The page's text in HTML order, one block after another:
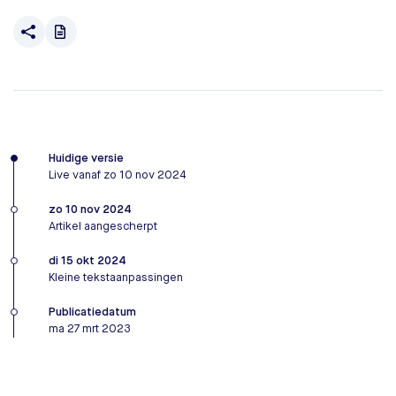
Huidige versie
Live vanaf zo 10 nov 2024
zo 10 nov 2024
Artikel aangescherpt
di 15 okt 2024
Kleine tekstaanpassingen
Publicatiedatum
ma 27 mrt 2023